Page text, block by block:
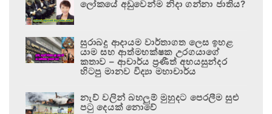
ලෝකයේ අඩුවෙන්ම නිදා ගන්නා ජාතිය?
සුරාබදු ආදායම වාර්තාගත ලෙස ඉහළ
යාම සහ ආත්මභක්ෂක උරගයාගේ
කතාව – ආචාර්ය ප්‍රණීත් අභයසුන්දර
හිටපු මානව විද්‍යා මහාචාර්ය
නැව් වලින් බහලුම් මුහුදට පෙරලීම සුළු
පටු දෙයක් නොවේ